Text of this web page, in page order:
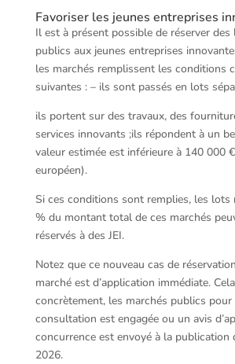
Favoriser les jeunes entreprises
Il est à présent possible de réserver des
publics aux jeunes entreprises
les marchés remplissent les conditions
suivantes : – ils sont passés en lots
ils portent sur des travaux, des
services innovants ;ils répondent à un
valeur estimée est inférieure à 140 000
européen).
Si ces conditions sont remplies, les lots
% du montant total de ces marchés
réservés à des JEI.
Notez que ce nouveau cas de
marché est d’application immédiate.
concrètement, les marchés publics
consultation est engagée ou un avis
concurrence est envoyé à la publication
2026.